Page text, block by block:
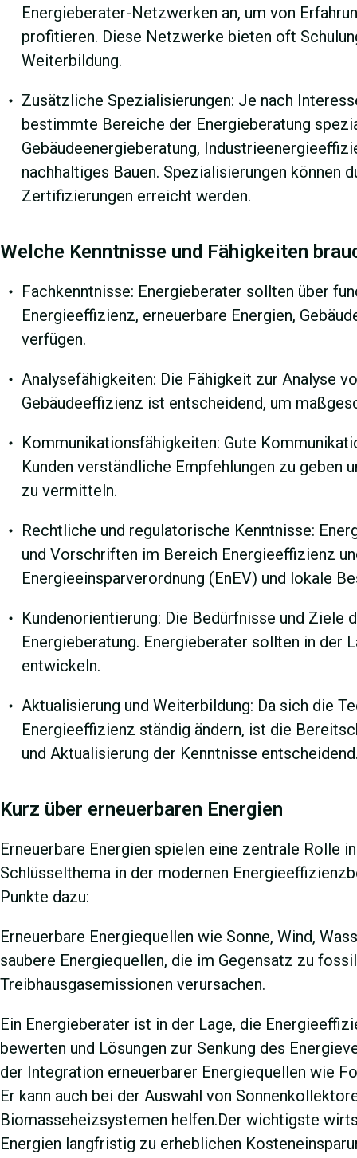
Energieberater-Netzwerken an, um von
profitieren. Diese Netzwerke bieten oft
Weiterbildung.
Zusätzliche Spezialisierungen: Je nach
bestimmte Bereiche der Energieberatung
Gebäudeenergieberatung,
nachhaltiges Bauen. Spezialisierungen können
Zertifizierungen erreicht werden.
Welche Kenntnisse und Fähigkeiten
Fachkenntnisse: Energieberater sollten über
Energieeffizienz, erneuerbare Energien,
verfügen.
Analysefähigkeiten: Die Fähigkeit zur Analyse
Gebäudeeffizienz ist entscheidend, um
Kommunikationsfähigkeiten: Gute
Kunden verständliche Empfehlungen zu
zu vermitteln.
Rechtliche und regulatorische Kenntnisse:
und Vorschriften im Bereich Energieeffizienz
Energieeinsparverordnung (EnEV) und lokale
Kundenorientierung: Die Bedürfnisse und
Energieberatung. Energieberater sollten in der
entwickeln.
Aktualisierung und Weiterbildung: Da sich die
Energieeffizienz ständig ändern, ist die
und Aktualisierung der Kenntnisse
Kurz über erneuerbaren Energien
Erneuerbare Energien spielen eine zentrale Rolle
Schlüsselthema in der modernen
Punkte dazu:
Erneuerbare Energiequellen wie Sonne, Wind,
saubere Energiequellen, die im Gegensatz zu
Treibhausgasemissionen verursachen.
Ein Energieberater ist in der Lage, die
bewerten und Lösungen zur Senkung des
der Integration erneuerbarer Energiequellen wie
Er kann auch bei der Auswahl von
Biomasseheizsystemen helfen.Der wichtigste
Energien langfristig zu erheblichen